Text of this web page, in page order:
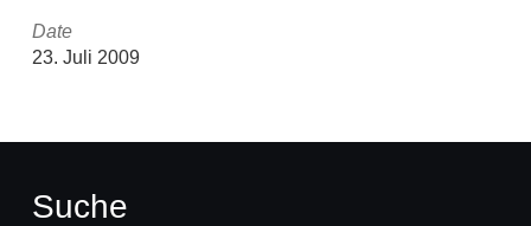
Date
23. Juli 2009
Suche